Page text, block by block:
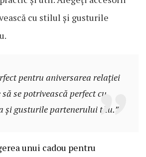
cu stilul și gusturile
pentru aniversarea relației
se potrivească perfect cu
și gusturile partenerului tău.”
unui cadou pentru